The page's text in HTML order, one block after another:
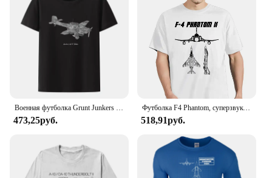
473,25руб.
Футболка F4 Phantom, суперзвуковая Военная Футболка США, новая модная футболка унисекс, Забавные топы, футболки, летняя хлопковая Футболка с круглым вырезом
518,91руб.